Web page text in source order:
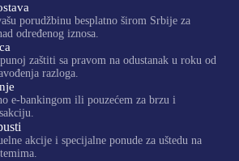
porudžbinu besplatno širom Srbije za
određenog iznosa.
zaštiti sa pravom na odustanak u roku od
razloga.
e-bankingom ili pouzećem za brzu i
akcije i specijalne ponude za uštedu na